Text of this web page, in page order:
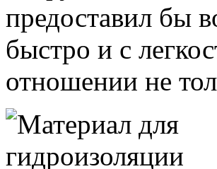
предоставил бы
быстро и с
отношении не